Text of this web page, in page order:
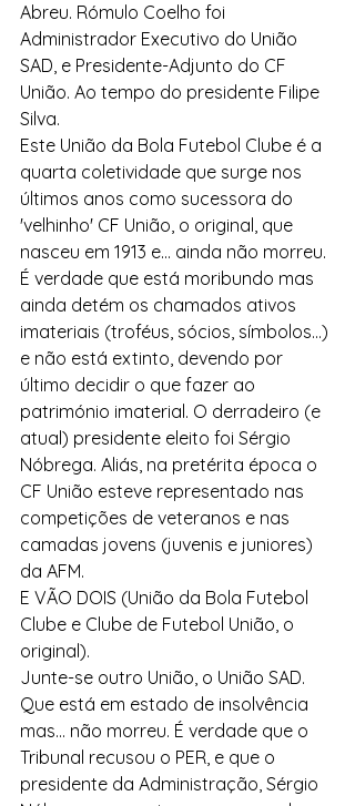
Abreu. Rómulo Coelho foi
Administrador Executivo do União
SAD, e Presidente-Adjunto do CF
União. Ao tempo do presidente Filipe
Silva.
Este União da Bola Futebol Clube é a
quarta coletividade que surge nos
últimos anos como sucessora do
'velhinho' CF União, o original, que
nasceu em 1913 e... ainda não morreu.
É verdade que está moribundo mas
ainda detém os chamados ativos
imateriais (troféus, sócios, símbolos...)
e não está extinto, devendo por
último decidir o que fazer ao
património imaterial. O derradeiro (e
atual) presidente eleito foi Sérgio
Nóbrega. Aliás, na pretérita época o
CF União esteve representado nas
competições de veteranos e nas
camadas jovens (juvenis e juniores)
da AFM.
E VÃO DOIS (União da Bola Futebol
Clube e Clube de Futebol União, o
original).
Junte-se outro União, o União SAD.
Que está em estado de insolvência
mas... não morreu. É verdade que o
Tribunal recusou o PER, e que o
presidente da Administração, Sérgio